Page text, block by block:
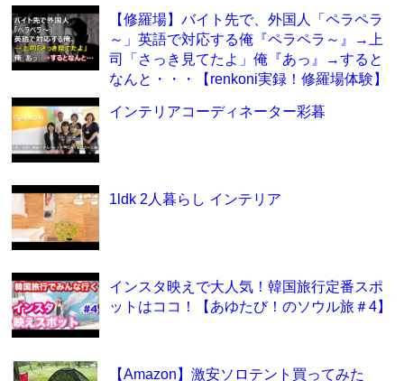
【修羅場】バイト先で、外国人「ペラペラ
～」英語で対応する俺『ペラペラ～』→上
司「さっき見てたよ」俺『あっ』→すると
なんと・・・【renkoni実録！修羅場体験】
インテリアコーディネーター彩暮
1ldk 2人暮らし インテリア
インスタ映えで大人気！韓国旅行定番スポ
ットはココ！【あゆたび！のソウル旅＃4】
【Amazon】激安ソロテント買ってみた